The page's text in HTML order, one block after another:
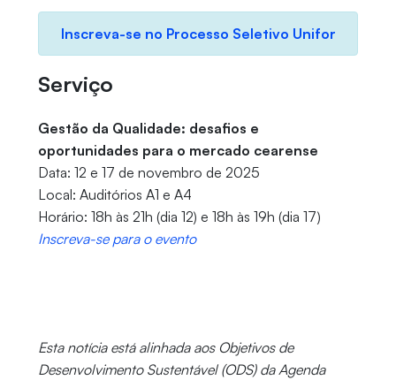
Inscreva-se no Processo Seletivo Unifor
Serviço
Gestão da Qualidade: desafios e
oportunidades para o mercado cearense
Data: 12 e 17 de novembro de 2025
Local: Auditórios A1 e A4
Horário: 18h às 21h (dia 12) e 18h às 19h (dia 17)
Inscreva-se para o evento
Esta notícia está alinhada aos Objetivos de
Desenvolvimento Sustentável (ODS) da Agenda